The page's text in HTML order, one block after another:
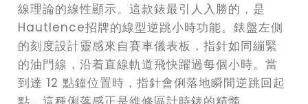
線理論的線性顯示。這款錶最引人入勝的，是
Hautlence招牌的線型逆跳小時功能。錶盤左側
的刻度設計靈感來自賽車儀表板，指針如同繃緊
的油門線，沿着直線軌道飛快躍過每個小時。當
到達 12 點鐘位置時，指針會俐落地瞬間逆跳回起